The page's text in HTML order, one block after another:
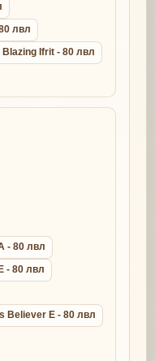
лвл
Blazing Ifrit - 80 лвл
- 80 лвл
- 80 лвл
Believer E - 80 лвл